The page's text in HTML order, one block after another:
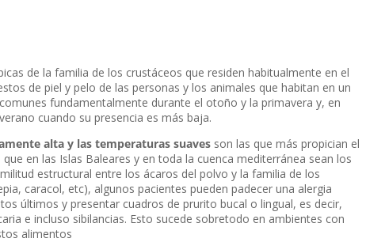
de la familia de los crustáceos que residen habitualmente en el
de piel y pelo de las personas y los animales que habitan en un
fundamentalmente durante el otoño y la primavera y, en
cuando su presencia es más baja.
alta y las temperaturas suaves son las que más propician el
en las Islas Baleares y en toda la cuenca mediterránea sean los
estructural entre los ácaros del polvo y la familia de los
caracol, etc), algunos pacientes pueden padecer una alergia
últimos y presentar cuadros de prurito bucal o lingual, es decir,
e incluso sibilancias. Esto sucede sobretodo en ambientes con
alimentos